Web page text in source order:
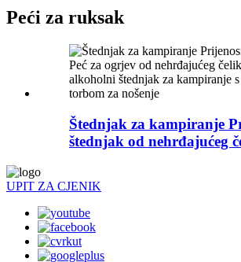
Peći za ruksak
Štednjak za kampiranje
štednjak od nehrđajućeg
UPIT ZA CJENIK